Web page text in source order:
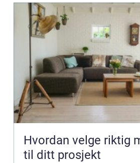
Hvordan velge riktig
til ditt prosjekt